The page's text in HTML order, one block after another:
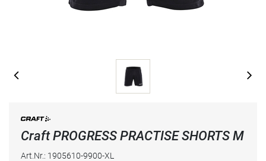
Craft PROGRESS PRACTISE SHORTS M
Art.Nr.: 1905610-9900-XL